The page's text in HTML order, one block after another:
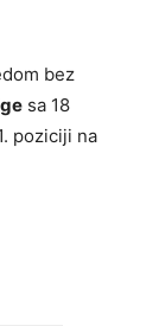
bez
sa 18
poziciji na